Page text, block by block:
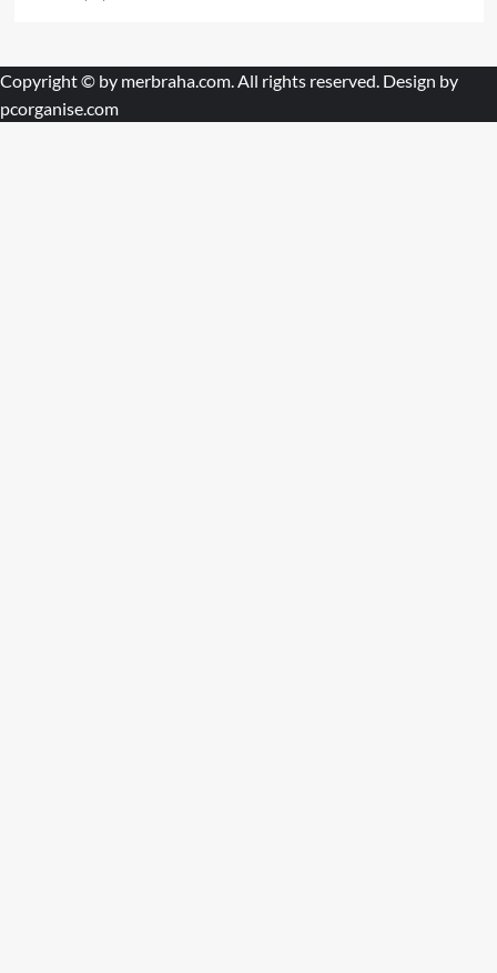
Copyright © by merbraha.com. All rights reserved. Design by
pcorganise.com